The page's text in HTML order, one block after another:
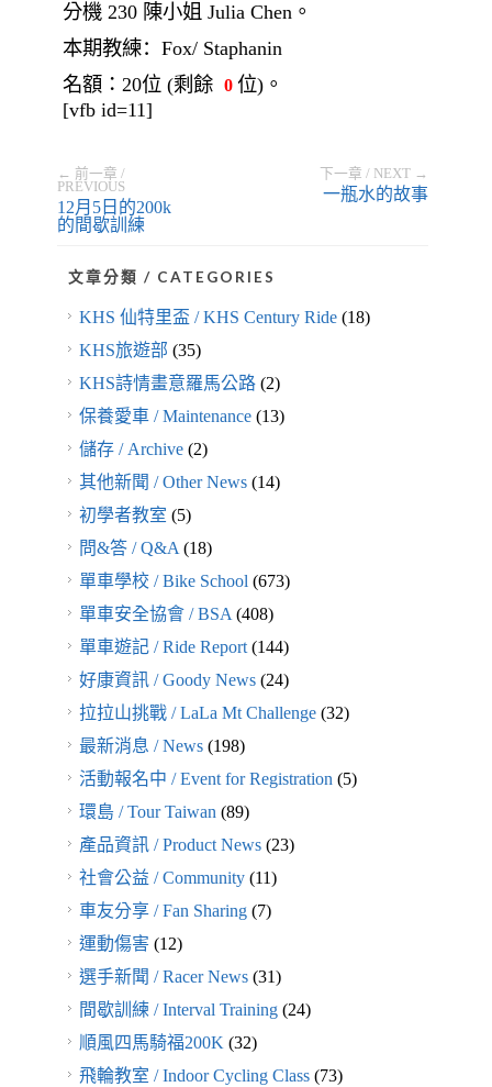
分機 230 陳小姐 Julia Chen。
本期教練： Fox/ Staphanin
名額： 20位 (剩餘 0 位)。
[vfb id=11]
← 前一章 /
PREVIOUS
12月5日的200k
的間歇訓練
下一章 / NEXT →
一瓶水的故事
文章分類 / CATEGORIES
KHS 仙特里盃 / KHS Century Ride(18)
KHS旅遊部 (35)
KHS詩情畫意羅馬公路(2)
保養愛車 / Maintenance(13)
儲存 / Archive(2)
其他新聞 / Other News(14)
初學者教室 (5)
問&答 / Q&A(18)
單車學校 / Bike School(673)
單車安全協會 / BSA(408)
單車遊記 / Ride Report(144)
好康資訊 / Goody News(24)
拉拉山挑戰 / LaLa Mt Challenge(32)
最新消息 / News(198)
活動報名中 / Event for Registration(5)
環島 / Tour Taiwan(89)
產品資訊 / Product News(23)
社會公益 / Community(11)
車友分享 / Fan Sharing(7)
運動傷害(12)
選手新聞 / Racer News(31)
間歇訓練 / Interval Training(24)
順風四馬騎福200K(32)
飛輪教室 / Indoor Cycling Class(73)